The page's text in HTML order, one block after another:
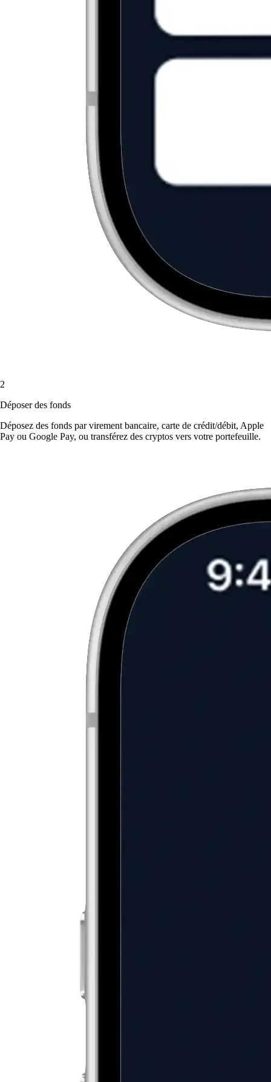
2
Déposer des fonds
Déposez des fonds par virement bancaire, carte de crédit/débit, Apple
Pay ou Google Pay, ou transférez des cryptos vers votre portefeuille.